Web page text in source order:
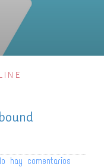
hay comentarios